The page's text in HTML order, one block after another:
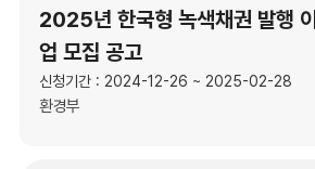
2025년 한국형 녹색채권 발행
업 모집 공고
신청기간 : 2024-12-26 ~ 2025-02-28
환경부